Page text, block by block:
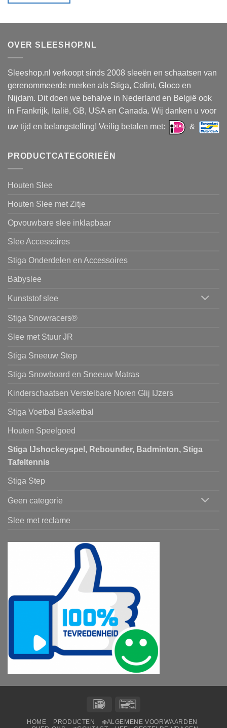
OVER SLEESHOP.NL
Sleeshop.nl verkoopt sinds 2008 sleeën en schaatsen van
gerenommeerde merken als Stiga, Colint, Gloco en
Nijdam. Dit doen we behalve in Nederland en België ook
in Frankrijk, Italië, GB, USA en Canada. Wij danken u voor
uw tijd en belangstelling! Veilig betalen met:
&
PRODUCTCATEGORIEËN
Houten Slee
Houten Slee met Zitje
Opvouwbare slee inklapbaar
Slee Accessoires
Stiga Onderdelen en Accessoires
Babyslee
Kunststof slee
Stiga Snowracers®
Slee met Stuur JR
Stiga Sneeuw Step
Stiga Snowboard en Sneeuw Matras
Kinderschaatsen Verstelbare Noren Glij IJzers
Stiga Voetbal Basketbal
Houten Speelgoed
Stiga IJshockeyspel, Rebounder, Badminton, Stiga
Tafeltennis
Stiga Step
Geen categorie
Slee met reclame
IDeal
HOME PRODUCTEN
❄️ALGEMENE VOORWAARDEN